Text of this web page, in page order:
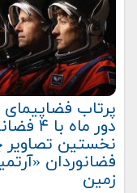
پرتاب فضاپیمای
دور ماه
نخستین تصاویر
زمین